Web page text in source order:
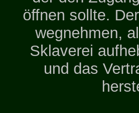
öffnen sollte.
wegnehmen,
Sklaverei
und das